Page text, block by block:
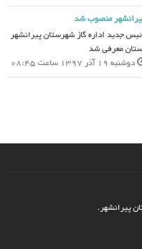
منصوب شد
جدید اداره گاز شهرستان پیرانشهر
معرفی شد
دوشنبه 19 آذر 1397 ساعت 08:45
پیرانشهر.